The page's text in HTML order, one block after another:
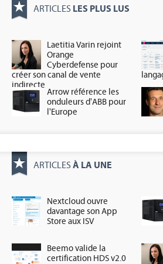
ARTICLES LES PLUS LUS
Laetitia Varin rejoint
Orange
Cyberdefense pour
créer son canal de vente
indirecte
Arrow référence les
onduleurs d'ABB pour
l'Europe
ARTICLES À LA UNE
Nextcloud ouvre
davantage son App
Store aux ISV
Beemo valide la
certification HDS v2.0